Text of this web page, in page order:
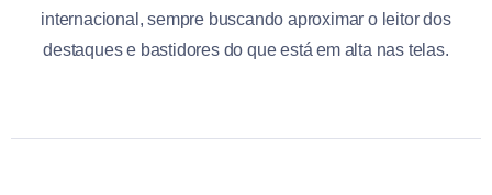
internacional, sempre buscando aproximar o leitor dos
destaques e bastidores do que está em alta nas telas.